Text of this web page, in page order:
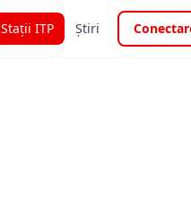
Stații ITP Știri